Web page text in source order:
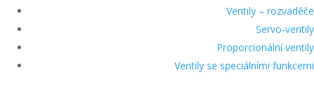
Ventily – rozvaděče
Servo-ventily
Proporcionální ventily
Ventily se speciálními funkcemi